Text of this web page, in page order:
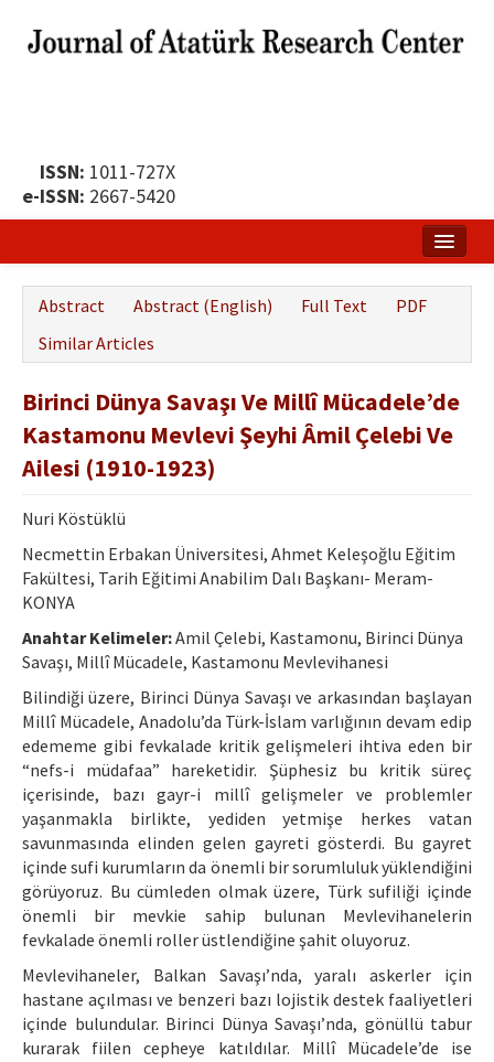
ISSN: 1011-727X
e-ISSN: 2667-5420
Publication Policy
Boards of the Journal
Publication Principles
Author's Guide
Refereeing Guide
Contact Us
Abstract Abstract (English) Full Text
PDF
Similar Articles
Birinci Dünya Savaşı Ve Millî Mücadele’de
Kastamonu Mevlevi Şeyhi Âmil Çelebi Ve
Ailesi (1910-1923)
Nuri Köstüklü
Necmettin Erbakan Üniversitesi, Ahmet Keleşoğlu Eğitim
Fakültesi, Tarih Eğitimi Anabilim Dalı Başkanı- Meram-
KONYA
Anahtar Kelimeler:Amil Çelebi, Kastamonu, Birinci Dünya
Savaşı, Millî Mücadele, Kastamonu Mevlevihanesi
Bilindiği üzere, Birinci Dünya Savaşı ve arkasından başlayan
Millî Mücadele, Anadolu’da Türk-İslam varlığının devam edip
edememe gibi fevkalade kritik gelişmeleri ihtiva eden bir
“nefs-i müdafaa” hareketidir. Şüphesiz bu kritik süreç
içerisinde, bazı gayr-i millî gelişmeler ve problemler
yaşanmakla birlikte, yediden yetmişe herkes vatan
savunmasında elinden gelen gayreti gösterdi. Bu gayret
içinde sufi kurumların da önemli bir sorumluluk yüklendiğini
görüyoruz. Bu cümleden olmak üzere, Türk sufiliği içinde
önemli bir mevkie sahip bulunan Mevlevihanelerin
fevkalade önemli roller üstlendiğine şahit oluyoruz.
Mevlevihaneler, Balkan Savaşı’nda, yaralı askerler için
hastane açılması ve benzeri bazı lojistik destek faaliyetleri
içinde bulundular. Birinci Dünya Savaşı’nda, gönüllü tabur
kurarak fiilen cepheye katıldılar. Millî Mücadele’de ise